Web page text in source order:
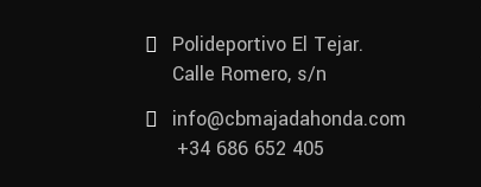
Polideportivo El Tejar.
Calle Romero, s/n
info@cbmajadahonda.com
+34 686 652 405